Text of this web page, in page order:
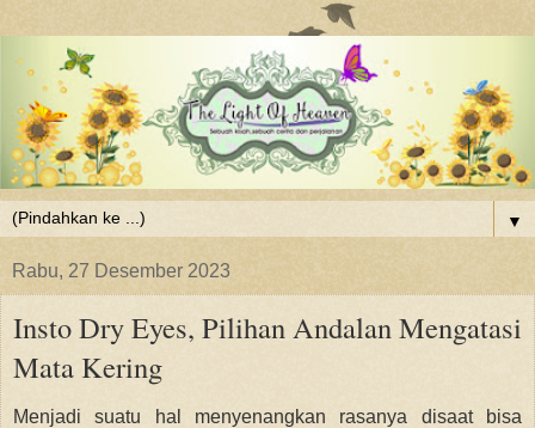
▼
Rabu, 27 Desember 2023
Insto Dry Eyes, Pilihan Andalan Mengatasi
Mata Kering
Menjadi suatu hal menyenangkan rasanya disaat bisa